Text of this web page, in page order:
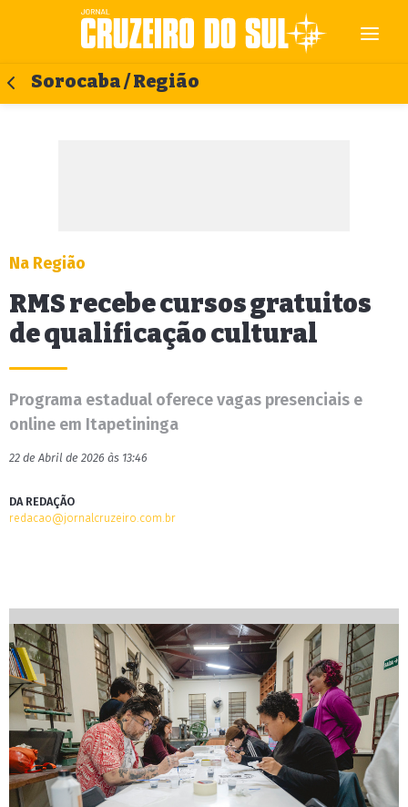
Sorocaba / Região
Na Região
RMS recebe cursos gratuitos
de qualificação cultural
Programa estadual oferece vagas presenciais e
online em Itapetininga
22 de Abril de 2026 às 13:46
DA REDAÇÃO
redacao@jornalcruzeiro.com.br